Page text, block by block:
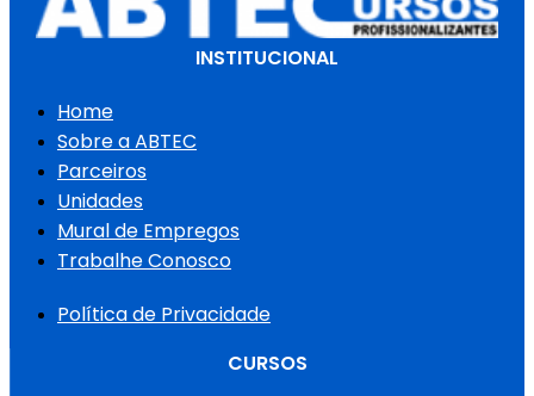
INSTITUCIONAL
Home
Sobre a ABTEC
Parceiros
Unidades
Mural de Empregos
Trabalhe Conosco
Política de Privacidade
CURSOS